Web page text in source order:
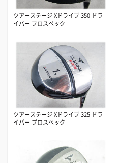
ツアーステージ Xドライブ 350 ドラ
イバー プロスペック
ツアーステージ Xドライブ 325 ドラ
イバー プロスペック